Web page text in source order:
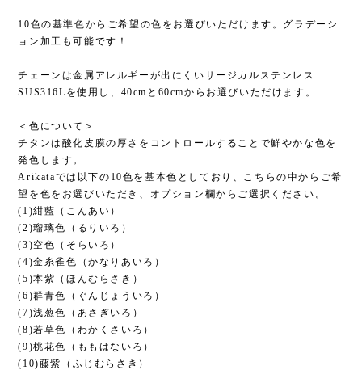
10色の基準色からご希望の色をお選びいただけます。グラデーシ
ョン加工も可能です！
チェーンは金属アレルギーが出にくいサージカルステンレス
SUS316Lを使用し、40cmと60cmからお選びいただけます。
＜色について＞
チタンは酸化皮膜の厚さをコントロールすることで鮮やかな色を
発色します。
Arikataでは以下の10色を基本色としており、こちらの中からご希
望を色をお選びいただき、オプション欄からご選択ください。
(1)紺藍（こんあい）
(2)瑠璃色（るりいろ）
(3)空色（そらいろ）
(4)金糸雀色（かなりあいろ）
(5)本紫（ほんむらさき）
(6)群青色（ぐんじょういろ）
(7)浅葱色（あさぎいろ）
(8)若草色（わかくさいろ）
(9)桃花色（ももはないろ）
(10)藤紫（ふじむらさき）